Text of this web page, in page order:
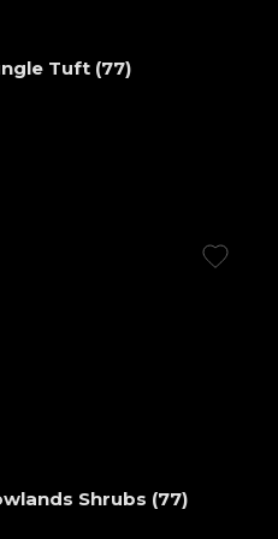
Tuft (77)
Shrubs (77)